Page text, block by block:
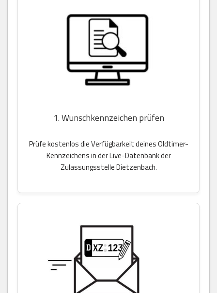
1. Wunschkennzeichen prüfen
Prüfe kostenlos die Verfügbarkeit deines Oldtimer-
Kennzeichens in der Live-Datenbank der
Zulassungsstelle Dietzenbach.